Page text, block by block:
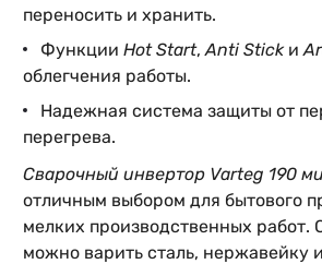
переносить и хранить.
Функции Hot Start,Anti Stick и
облегчения работы.
Надежная система защиты от
перегрева.
Сварочный инвертор Varteg 190
отличным выбором для бытового
мелких производственных работ.
можно варить сталь, нержавейку